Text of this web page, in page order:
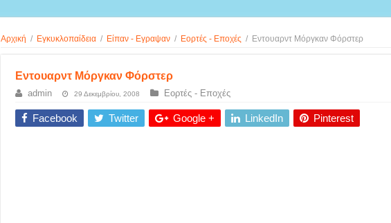
Αρχική / Εγκυκλοπαίδεια / Είπαν - Εγραψαν / Εορτές - Εποχές / Εντουαρντ Μόργκαν Φόρστερ
Εντουαρντ Μόργκαν Φόρστερ
admin 29 Δεκεμβρίου, 2008 Εορτές - Εποχές
Facebook Twitter Google + LinkedIn Pinterest